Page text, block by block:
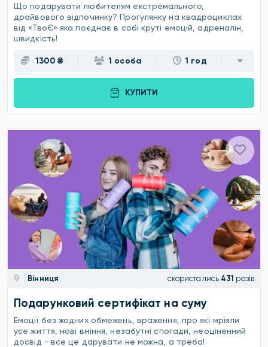
Що подарувати любителям екстремального,
драйвового відпочинку? Прогулянку на квадроциклах
від «ТвоЄ» яка поєднає в собі круті емоцій, адреналін,
швидкість!
1300 ₴ 1 особа 1 год
КУПИТИ
Вінниця скористались 431 разів
Подарунковий сертифікат на суму
Емоції без жодних обмежень, враження, про які мріяли
усе життя, нові вміння, незабутні спогади, неоціненний
досвід - все це дарувати не можна, а треба!